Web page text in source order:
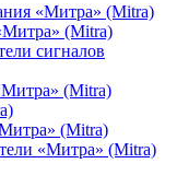
«Митра» (Mitra)
(Mitra)
сигналов
(Mitra)
(Mitra)
«Митра» (Mitra)